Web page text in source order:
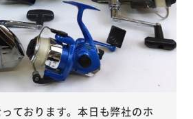
ております。本日も弊社のホ